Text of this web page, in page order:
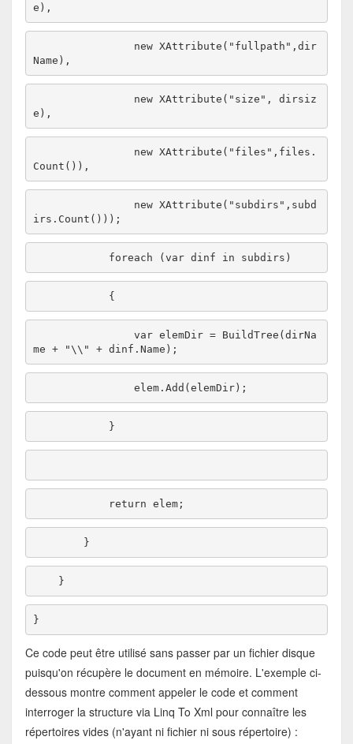
new XAttribute( "fullpath" ,dir
new XAttribute( "size" , dirsiz
new XAttribute( "files" ,files.
new XAttribute( "subdirs" ,subd
foreach (var dinf in
                var elemDir = BuildTree(dirNa
return
Ce code peut être utilisé sans passer par un fichier disque
puisqu'on récupère le document en mémoire. L'exemple ci-
dessous montre comment appeler le code et comment
interroger la structure via Linq To Xml pour connaître les
répertoires vides (n'ayant ni fichier ni sous répertoire) :